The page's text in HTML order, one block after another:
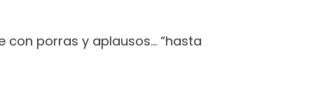
porras y aplausos… “hasta